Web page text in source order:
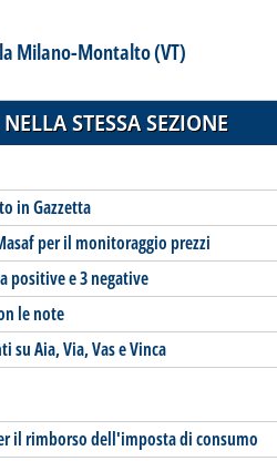
Milano-Montalto (VT)
STESSA SEZIONE
in Gazzetta
per il monitoraggio prezzi
positive e 3 negative
le note
Aia, Via, Vas e Vinca
il rimborso dell'imposta di consumo